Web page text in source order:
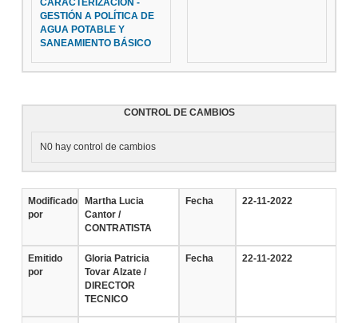
CARACTERIZACIÓN -
GESTIÓN A POLÍTICA DE
AGUA POTABLE Y
SANEAMIENTO BÁSICO
CONTROL DE CAMBIOS
N0 hay control de cambios
Modificado
por
Martha Lucia
Cantor /
CONTRATISTA
Fecha 22-11-2022
Emitido
por
Gloria Patricia
Tovar Alzate /
DIRECTOR
TECNICO
Fecha 22-11-2022